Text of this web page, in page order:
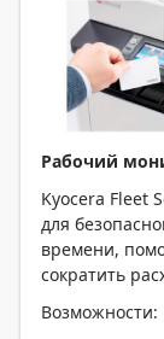
Рабочий
Kyocera Fleet
для
времени,
сократить
Возможности: